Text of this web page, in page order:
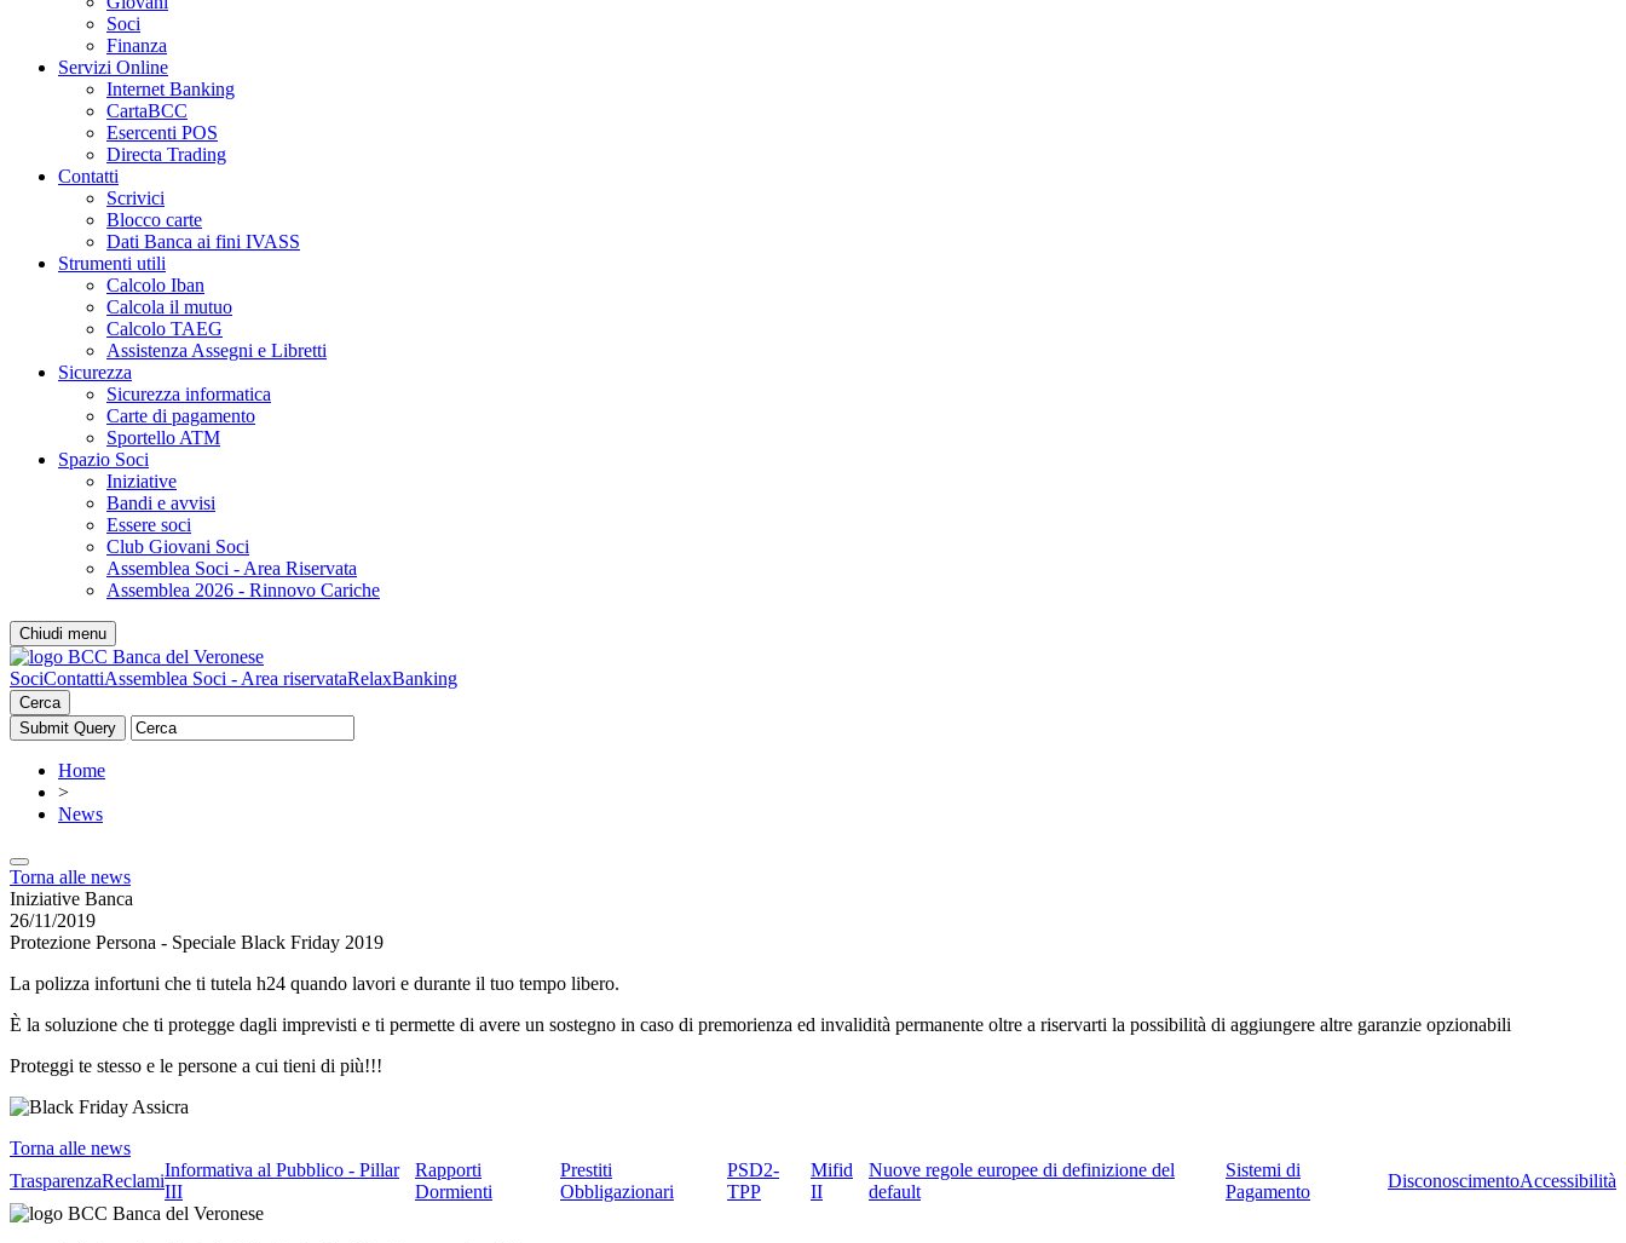
Soci
Finanza
Servizi Online
Internet Banking
CartaBCC
Esercenti POS
Directa Trading
Contatti
Scrivici
Blocco carte
Dati Banca ai fini IVASS
Strumenti utili
Calcolo Iban
Calcola il mutuo
Calcolo TAEG
Assistenza Assegni e Libretti
Sicurezza
Sicurezza informatica
Carte di pagamento
Sportello ATM
Spazio Soci
Iniziative
Bandi e avvisi
Essere soci
Club Giovani Soci
Assemblea Soci - Area Riservata
Assemblea 2026 - Rinnovo Cariche
Chiudi menu
SociContattiAssemblea Soci - Area riservataRelaxBanking
Cerca
Home
>
News
Torna alle news
Iniziative Banca
26/11/2019
Protezione Persona - Speciale Black Friday 2019
La polizza infortuni che ti tutela h24 quando lavori e durante il tuo tempo libero.
È la soluzione che ti protegge dagli imprevisti e ti permette di avere un sostegno in caso di premorienza ed invalidità permanente oltre a riservarti la possibilità di aggiungere altre garanzie opzionabili
Proteggi te stesso e le persone a cui tieni di più!!!
Torna alle news
TrasparenzaReclami
Informativa al Pubblico - Pillar
III
Rapporti
Dormienti
Prestiti
Obbligazionari
PSD2-
TPP
Mifid
II
Nuove regole europee di definizione del
default
Sistemi di
Pagamento
DisconoscimentoAccessibilità